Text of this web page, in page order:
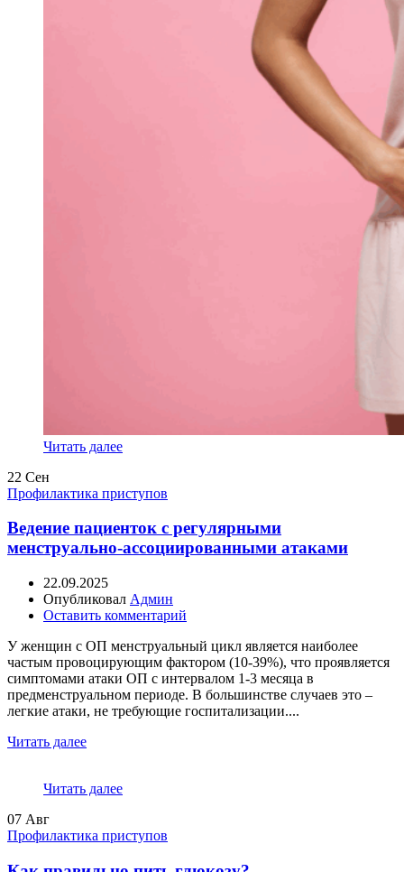
Читать далее
22 Сен
Профилактика приступов
Ведение пациенток с регулярными
менструально-ассоциированными атаками
22.09.2025
Опубликовал Админ
Оставить комментарий
У женщин с ОП менструальный цикл является наиболее
частым провоцирующим фактором (10-39%), что проявляется
симптомами атаки ОП с интервалом 1-3 месяца в
предменструальном периоде. В большинстве случаев это –
легкие атаки, не требующие госпитализации....
Читать далее
Читать далее
07 Авг
Профилактика приступов